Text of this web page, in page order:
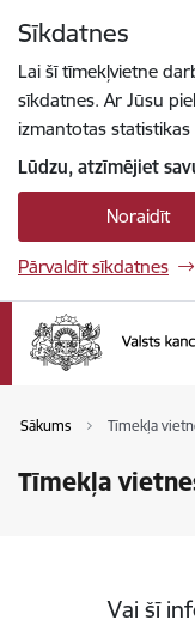
Sīkdatnes
Lai šī tīmekļvietne
sīkdatnes. Ar Jūsu
izmantotas
Lūdzu, atzīmējiet
Noraidīt
Pārvaldīt sīkdatnes
Sākums Tīmekļa
Tīmekļa
Vai šī